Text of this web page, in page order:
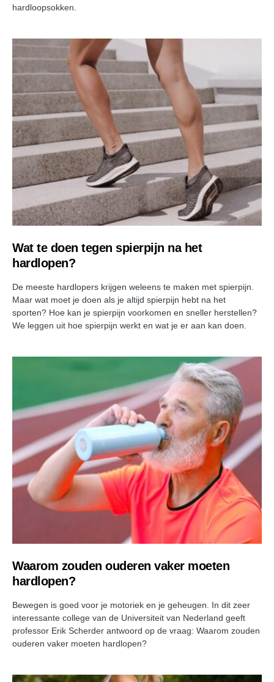
hardloopsokken.
Wat te doen tegen spierpijn na het
hardlopen?
De meeste hardlopers krijgen weleens te maken met spierpijn.
Maar wat moet je doen als je altijd spierpijn hebt na het
sporten? Hoe kan je spierpijn voorkomen en sneller herstellen?
We leggen uit hoe spierpijn werkt en wat je er aan kan doen.
Waarom zouden ouderen vaker moeten
hardlopen?
Bewegen is goed voor je motoriek en je geheugen. In dit zeer
interessante college van de Universiteit van Nederland geeft
professor Erik Scherder antwoord op de vraag: Waarom zouden
ouderen vaker moeten hardlopen?